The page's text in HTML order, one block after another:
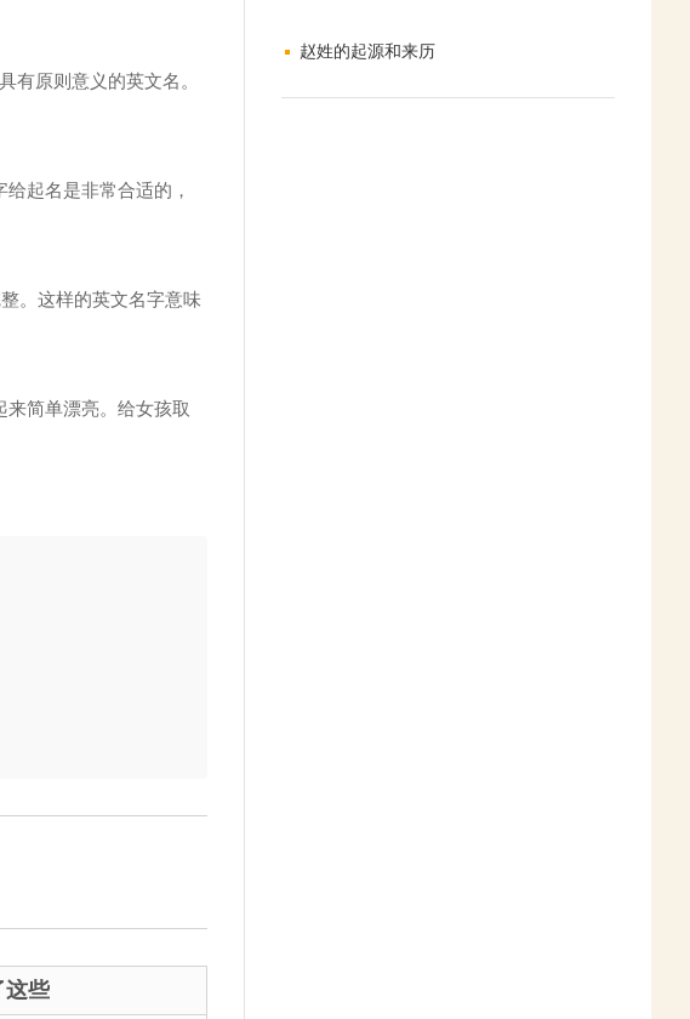
原则意义的英文名。
起名是非常合适的，
。这样的英文名字意味
简单漂亮。给女孩取
这些
赵姓的起源和来历